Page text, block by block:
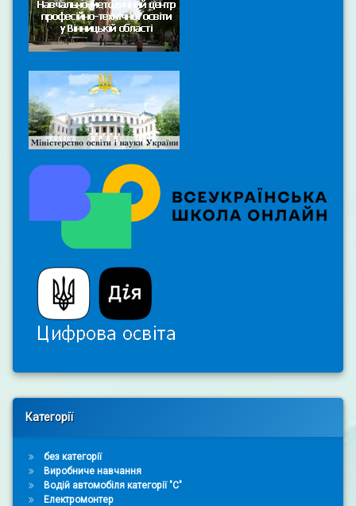
Right Sidebar
Категорії
без категорії
Виробниче навчання
Водій автомобіля категорії "С"
Електромонтер